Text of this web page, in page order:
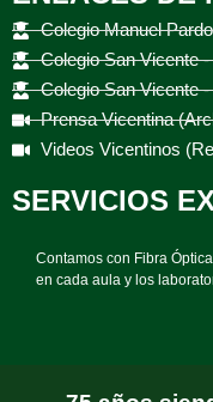
Colegio Manuel
Colegio San Vicente -
Colegio San Vicente
Prensa Vicentina
Videos Vicentinos
SERVICIOS
Contamos con Fibra Óptica
en cada aula y los